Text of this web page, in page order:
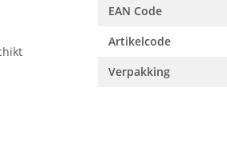
EAN Code
Artikelcode
Verpakking